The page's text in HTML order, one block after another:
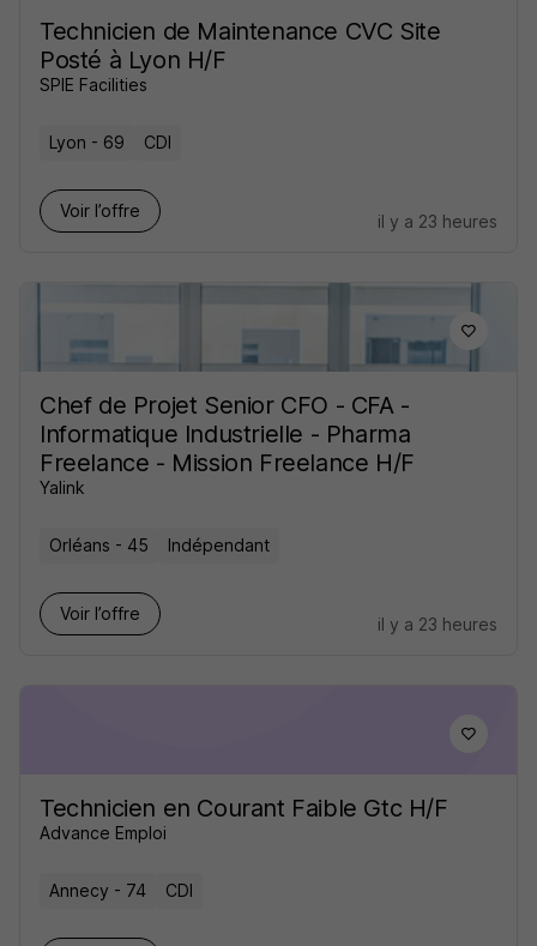
Technicien de Maintenance CVC Site
Posté à Lyon H/F
SPIE Facilities
Lyon - 69 CDI
Voir l’offre
il y a 23 heures
Chef de Projet Senior CFO - CFA -
Informatique Industrielle - Pharma
Freelance - Mission Freelance H/F
Yalink
Orléans - 45 Indépendant
Voir l’offre
il y a 23 heures
Technicien en Courant Faible Gtc H/F
Advance Emploi
Annecy - 74 CDI